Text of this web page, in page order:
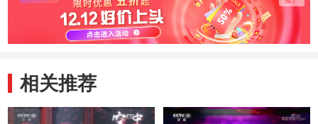
相关推荐